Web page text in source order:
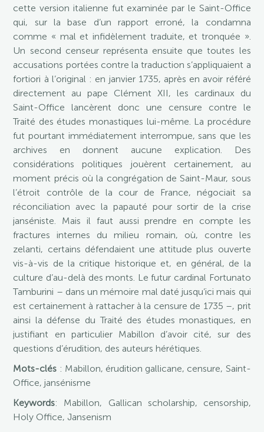
cette version italienne fut examinée par le Saint-Office
qui, sur la base d’un rapport erroné, la condamna
comme « mal et infidèlement traduite, et tronquée ».
Un second censeur représenta ensuite que toutes les
accusations portées contre la traduction s’appliquaient a
fortiori à l’original : en janvier 1735, après en avoir référé
directement au pape Clément XII, les cardinaux du
Saint-Office lancèrent donc une censure contre le
Traité des études monastiques lui-même. La procédure
fut pourtant immédiatement interrompue, sans que les
archives en donnent aucune explication. Des
considérations politiques jouèrent certainement, au
moment précis où la congrégation de Saint-Maur, sous
l’étroit contrôle de la cour de France, négociait sa
réconciliation avec la papauté pour sortir de la crise
janséniste. Mais il faut aussi prendre en compte les
fractures internes du milieu romain, où, contre les
zelanti, certains défendaient une attitude plus ouverte
vis-à-vis de la critique historique et, en général, de la
culture d’au-delà des monts. Le futur cardinal Fortunato
Tamburini – dans un mémoire mal daté jusqu’ici mais qui
est certainement à rattacher à la censure de 1735 –, prit
ainsi la défense du Traité des études monastiques, en
justifiant en particulier Mabillon d’avoir cité, sur des
questions d’érudition, des auteurs hérétiques.
Mots-clés : Mabillon, érudition gallicane, censure, Saint-
Office, jansénisme
Keywords: Mabillon, Gallican scholarship, censorship,
Holy Office, Jansenism